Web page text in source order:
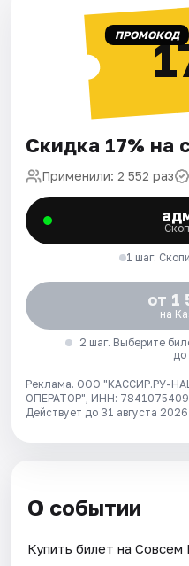
ПРОМОКОД
Скидка 17% на
Применили: 2 552 раз
1 шаг.
от 1
на
2 шаг. Выберите
до
Реклама. ООО "КАССИР.РУ-
ОПЕРАТОР", ИНН: 7841075409
Действует до 31 августа 2026
О событии
Купить билет на